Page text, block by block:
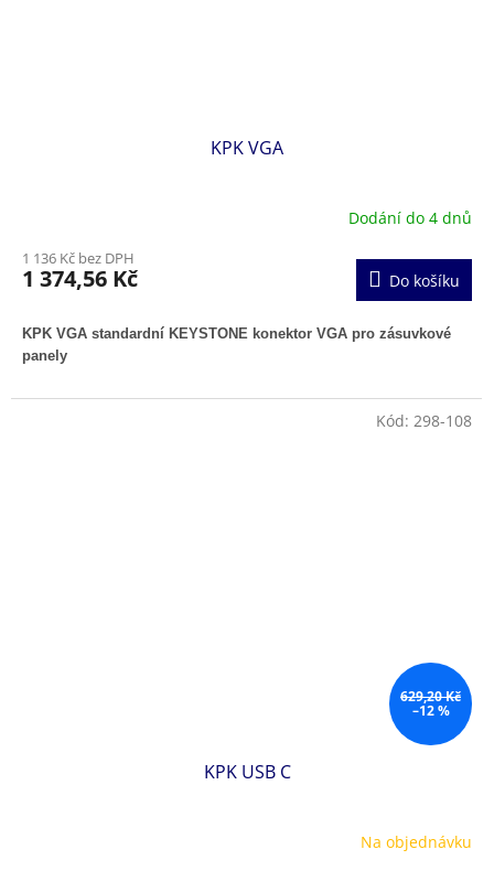
KPK VGA
Dodání do 4 dnů
1 136 Kč bez DPH
1 374,56 Kč Do košíku
KPK VGA standardní KEYSTONE konektor VGA pro zásuvkové
panely
629,20 Kč
–12 %
KPK USB C
Na objednávku
Kód: 298-108